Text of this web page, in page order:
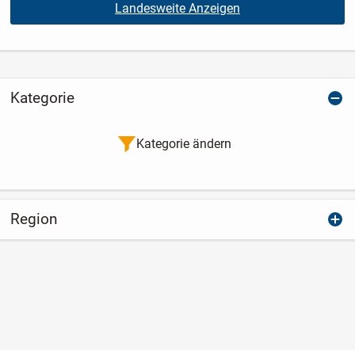
Landesweite Anzeigen
Kategorie
Kategorie ändern
Region